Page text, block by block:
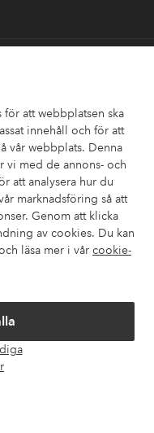
att webbplatsen ska
innehåll och för att
vår webbplats. Denna
vi med de annons- och
att analysera hur du
marknadsföring så att
Genom att klicka
av cookies. Du kan
läsa mer i vår cookie-
oss.
Betalsätt